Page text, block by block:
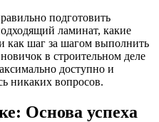
подготовить
ламинат, какие
как шаг за шагом выполнить
в строительном деле
доступно и
никаких вопросов.
Основа успеха